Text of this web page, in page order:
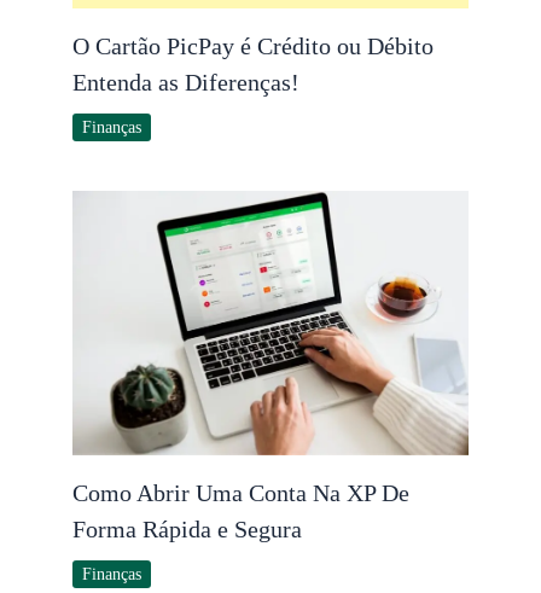
O Cartão PicPay é Crédito ou Débito
Entenda as Diferenças!
Finanças
Como Abrir Uma Conta Na XP De
Forma Rápida e Segura
Finanças